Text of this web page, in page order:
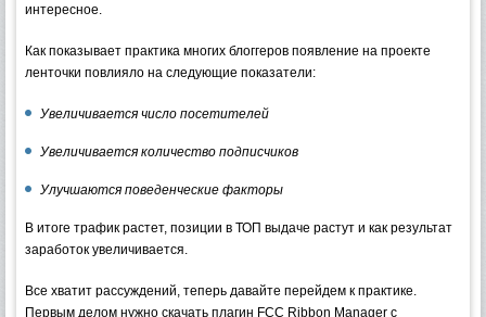
интересное.
Как показывает практика многих блоггеров появление на проекте
ленточки повлияло на следующие показатели:
Увеличивается число посетителей
Увеличивается количество подписчиков
Улучшаются поведенческие факторы
В итоге трафик растет, позиции в ТОП выдаче растут и как результат
заработок увеличивается.
Все хватит рассуждений, теперь давайте перейдем к практике.
Первым делом нужно скачать плагин FCC Ribbon Manager с